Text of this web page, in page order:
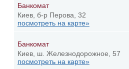
Банкомат
Киев, б-р Перова, 32
посмотреть на карте»
Банкомат
Киев, ш. Железнодорожное, 57
посмотреть на карте»